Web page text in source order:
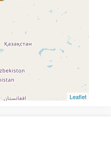
Leaflet